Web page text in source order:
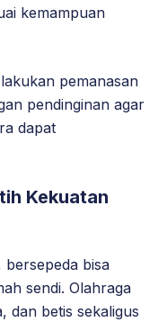
kemampuan
pemanasan
pendinginan agar
dapat
Kekuatan
bisa
sendi. Olahraga
dan betis sekaligus